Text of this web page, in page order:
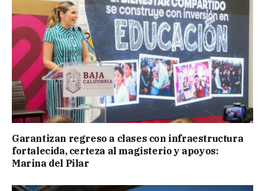
Garantizan regreso a clases con infraestructura
fortalecida, certeza al magisterio y apoyos:
Marina del Pilar